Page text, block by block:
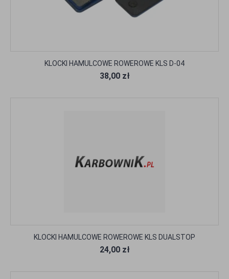
KLOCKI HAMULCOWE ROWEROWE KLS D-04
38,00 zł
KLOCKI HAMULCOWE ROWEROWE KLS DUALSTOP
24,00 zł